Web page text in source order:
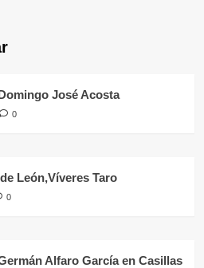
José Acosta
0
León,Víveres Taro
0
Alfaro García en Casillas